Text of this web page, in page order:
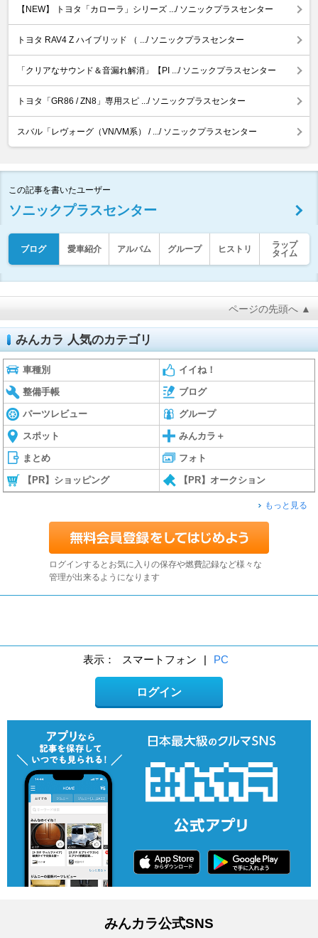
【NEW】 トヨタ「カローラ」シリーズ .../ ソニックプラスセンター
トヨタ RAV4 Z ハイブリッド （ .../ ソニックプラスセンター
「クリアなサウンド＆音漏れ解消」【PI .../ ソニックプラスセンター
トヨタ「GR86 / ZN8」専用スピ .../ ソニックプラスセンター
スバル「レヴォーグ（VN/VM系） / .../ ソニックプラスセンター
この記事を書いたユーザー
ソニックプラスセンター
ブログ 愛車紹介 アルバム グループ ヒストリ
ラップ
タイム
ページの先頭へ ▲
みんカラ 人気のカテゴリ
車種別 イイね！
整備手帳 ブログ
パーツレビュー グループ
スポット みんカラ＋
まとめ フォト
【PR】ショッピング 【PR】オークション
もっと見る
ログインするとお気に入りの保存や燃費記録など様々な
管理が出来るようになります
表示： スマートフォン | PC
ログイン
みんカラ公式SNS